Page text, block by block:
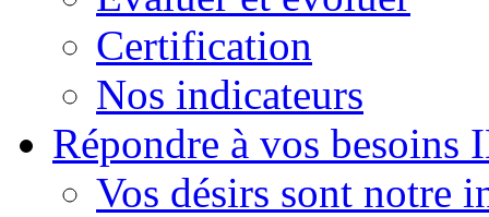
Certification
Nos indicateurs
Répondre à vos besoins
Vos désirs sont notre